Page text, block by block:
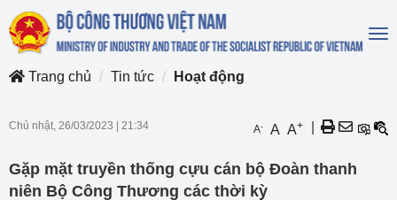
Trang chủ
Tin tức Hoạt động
Chủ nhật, 26/03/2023 21:34 A- A A+
Gặp mặt truyền thống cựu cán bộ Đoàn thanh
niên Bộ Công Thương các thời kỳ